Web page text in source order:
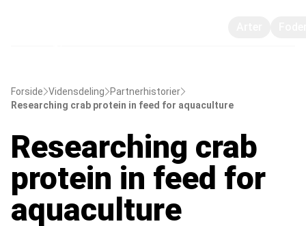
Forside Vidensdeling
Partnerhistorier
Researching crab protein in feed for aquaculture
Researching crab
protein in feed for
aquaculture